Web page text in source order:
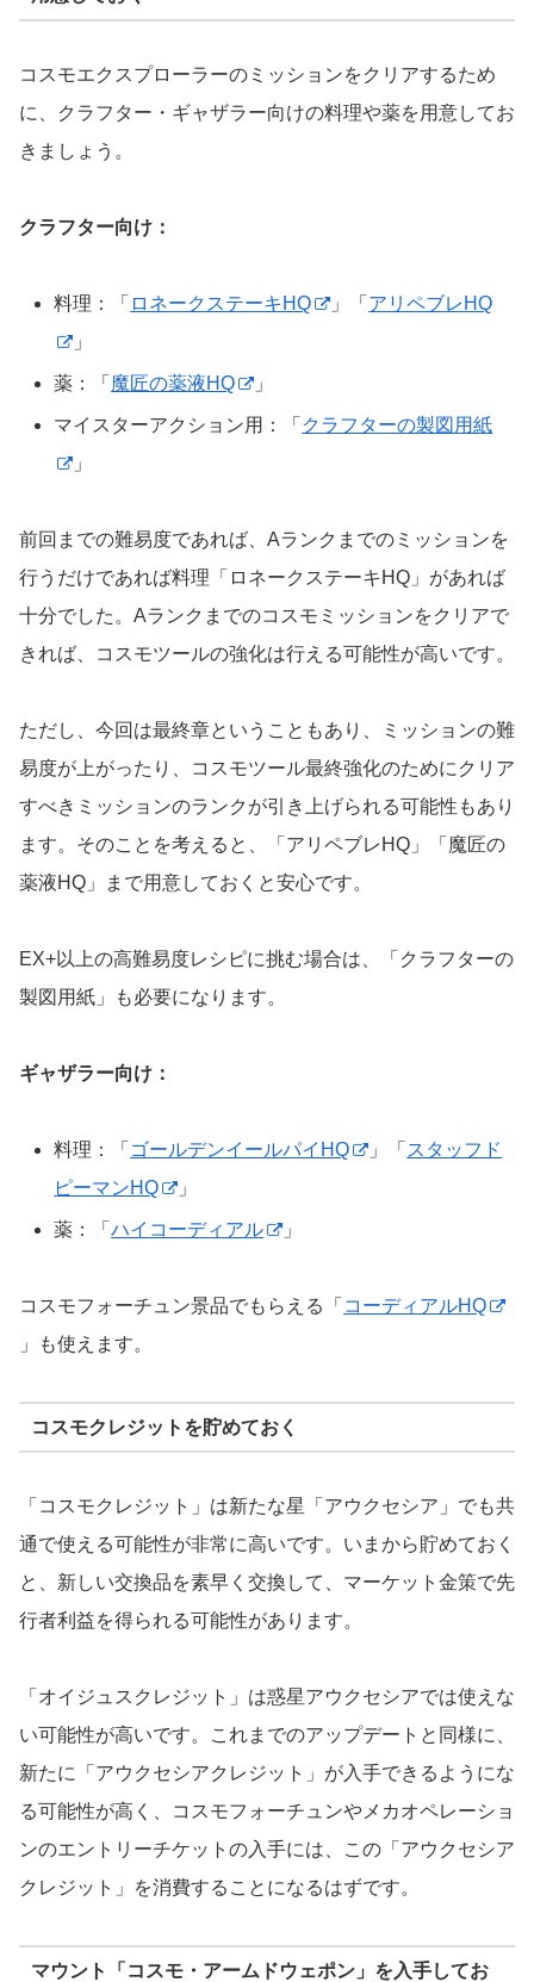
コスモエクスプローラーのミッションをクリアするため
に、クラフター・ギャザラー向けの料理や薬を用意してお
きましょう。
クラフター向け：
料理：「 ロネークステーキHQ 」「 アリペブレHQ
」
薬：「 魔匠の薬液HQ 」
マイスターアクション用：「 クラフターの製図用紙
」
前回までの難易度であれば、Aランクまでのミッションを
行うだけであれば料理「ロネークステーキHQ」があれば
十分でした。Aランクまでのコスモミッションをクリアで
きれば、コスモツールの強化は行える可能性が高いです。
ただし、今回は最終章ということもあり、ミッションの難
易度が上がったり、コスモツール最終強化のためにクリア
すべきミッションのランクが引き上げられる可能性もあり
ます。そのことを考えると、「アリペブレHQ」「魔匠の
薬液HQ」まで用意しておくと安心です。
EX+以上の高難易度レシピに挑む場合は、「クラフターの
製図用紙」も必要になります。
ギャザラー向け：
料理：「 ゴールデンイールパイHQ 」「 スタッフド
ピーマンHQ
」
薬：「ハイコーディアル 」
コスモフォーチュン景品でもらえる「 コーディアルHQ
」も使えます。
コスモクレジットを貯めておく
「コスモクレジット」は新たな星「アウクセシア」でも共
通で使える可能性が非常に高いです。いまから貯めておく
と、新しい交換品を素早く交換して、マーケット金策で先
行者利益を得られる可能性があります。
「オイジュスクレジット」は惑星アウクセシアでは使えな
い可能性が高いです。これまでのアップデートと同様に、
新たに「アウクセシアクレジット」が入手できるようにな
る可能性が高く、コスモフォーチュンやメカオペレーショ
ンのエントリーチケットの入手には、この「アウクセシア
クレジット」を消費することになるはずです。
マウント「コスモ・アームドウェポン」を入手してお